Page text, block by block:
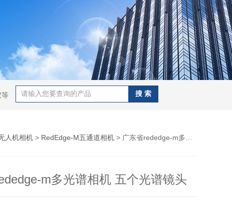
等
人机相机 > RedEdge-M五通道相机 > 广东省rededge-m多光谱相机 五个光谱镜头
m多光谱相机 五个光谱镜头